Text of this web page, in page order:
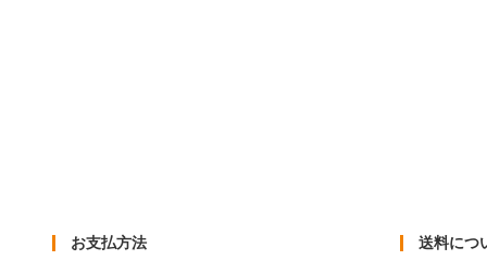
お支払方法 送料につ